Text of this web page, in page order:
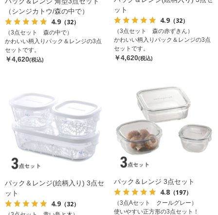
（シンジカトウ/森の中で）
4.9 （32）
（3点セット 森の中で）
かわいい柄入りパック＆レンジの3点
セットです。
￥4,620(税込)
ット
4.9 （32）
（3点セット 森の赤ずきん）
かわいい柄入りパック＆レンジの3点
セットです。
￥4,620(税込)
パック＆レンジ(絵柄入り) 3点セ
ット
4.9 （32）
パック＆レンジ 3点セット
4.8 （197）
（3点Aセット クールグレー）
使いやすい正方形の3点セット！